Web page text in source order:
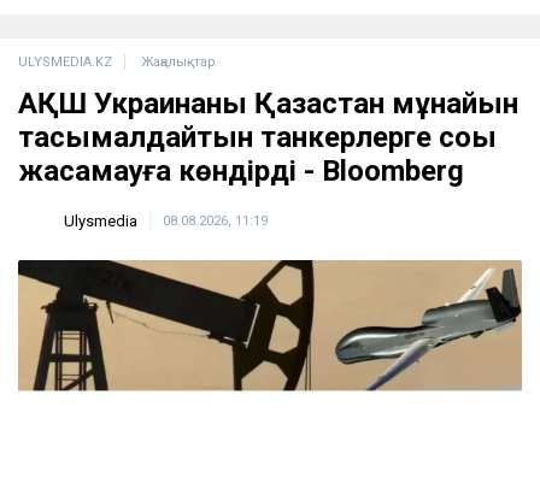
ULYSMEDIA.KZ Жаңалықтар
АҚШ Украинаны Қазақстан мұнайын
тасымалдайтын танкерлерге соққы
жасамауға көндірді - Bloomberg
Ulysmedia 08.08.2026, 11:19